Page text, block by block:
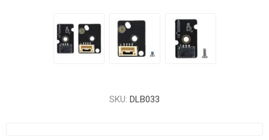
SKU: DLB033